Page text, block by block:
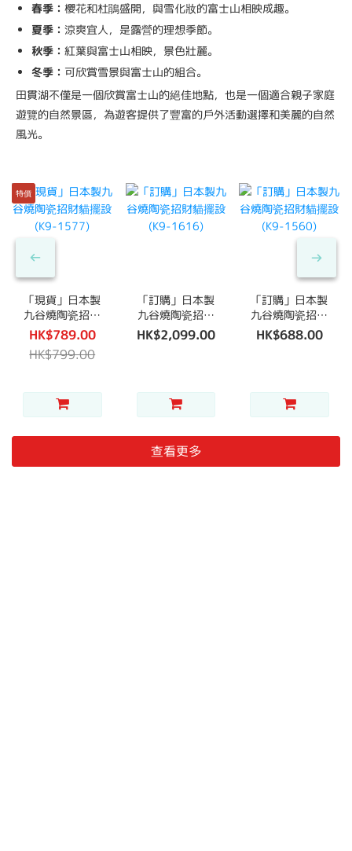
春季： 櫻花和杜鵑盛開，與雪化妝的富士山相映成趣。
夏季： 涼爽宜人，是露營的理想季節。
秋季： 紅葉與富士山相映，景色壯麗。
冬季： 可欣賞雪景與富士山的組合。
田貫湖不僅是一個欣賞富士山的絕佳地點，也是一個適合親子家庭
遊覽的自然景區，為遊客提供了豐富的戶外活動選擇和美麗的自然
風光。
特價
「現貨」日本製
九谷燒陶瓷招財
貓擺設(K9-
1577)
HK$789.00
HK$799.00
「訂購」日本製
九谷燒陶瓷招財
貓擺設(K9-
1616)
HK$2,099.00
「訂購」日本製
九谷燒陶瓷招財
貓擺設(K9-
1560)
HK$688.00
查看更多